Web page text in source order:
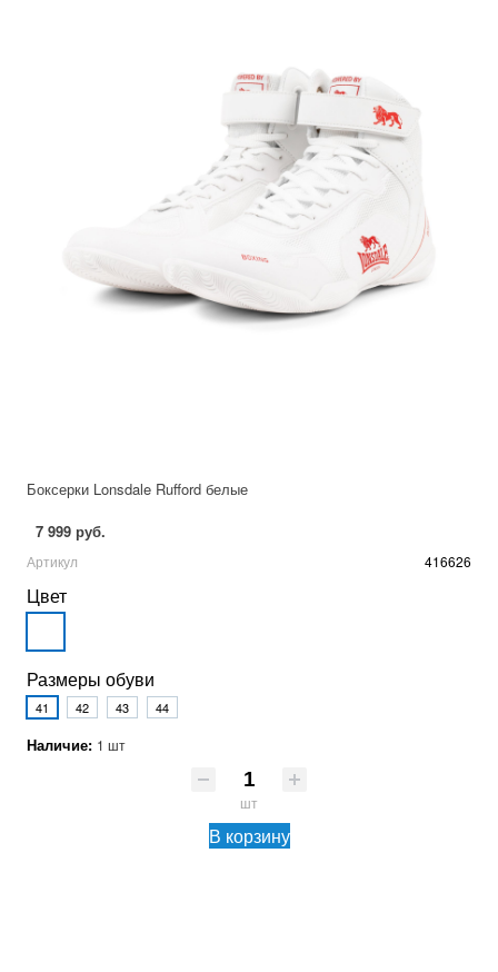
Боксерки Lonsdale Rufford белые
7 999 руб.
Артикул 416626
Цвет
Размеры обуви
41 42 43 44
Наличие: 1 шт
шт
В корзину